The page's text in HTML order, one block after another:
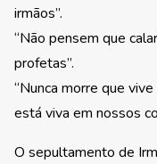
irmãos”.
“Não pensem que
profetas”.
“Nunca morre que
está viva em nossos
O sepultamento de